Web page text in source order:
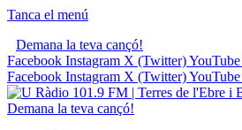
Tanca el menú
Demana la teva cançó!
Facebook Instagram X (Twitter)YouTube
Facebook Instagram X (Twitter)YouTube
Demana la teva cançó!